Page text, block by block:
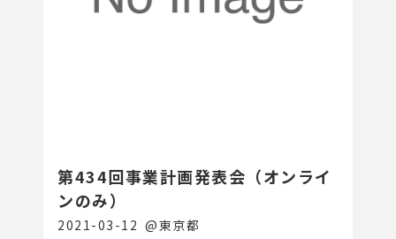
第434回事業計画発表会（オンライ
ンのみ）
2021-03-12 @東京都